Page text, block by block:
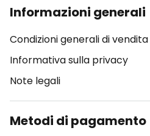
Informazioni generali
Condizioni generali di vendita
Informativa sulla privacy
Note legali
Metodi di pagamento